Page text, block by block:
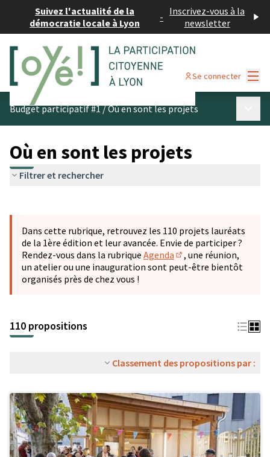
Suivez l'actualité de la
démocratie locale à Lyon
- Inscrivez-vous à la
newsletter
Se connecter
Budget participatif #1/Où en sont les projets
Où en sont les projets
Filtrer et rechercher
−
Dans cette rubrique, retrouvez les 110 projets lauréats
de la 1ère édition et leur avancée. Envie de participer ?
Rendez-vous dans la rubrique Agenda
(S'ouvre dans un
, une réunion,
un atelier ou une inauguration sont peut-être bientôt
organisés près de chez vous !
110 propositions
Classement des propositions par :